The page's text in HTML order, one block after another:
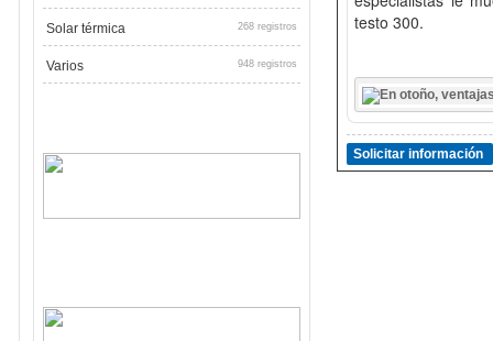
Solar térmica 268 registros
Varios 948 registros
testo 300.
Solicitar información